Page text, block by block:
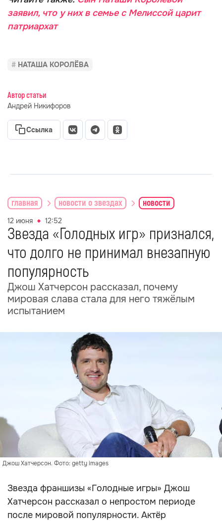
заявил, что у них в семье с Мелиссой царит
патриархат
НАТАША КОРОЛЁВА
Автор статьи
Андрей Никифоров
Ссылка
главная новости о звездах новости
12 июня 12:52
Звезда «Голодных игр» признался,
что долго не принимал внезапную
популярность
Джош Хатчерсон рассказал, почему
мировая слава стала для него тяжёлым
испытанием
Джош Хатчерсон. Фото: getty images
Звезда франшизы «Голодные игры» Джош
Хатчерсон рассказал о непростом периоде
после мировой популярности. Актёр